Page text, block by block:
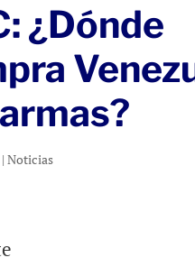
¿Dónde
Noticias